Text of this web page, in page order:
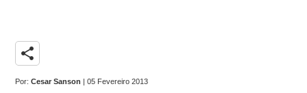
share
Por:Cesar Sanson | 05 Fevereiro 2013